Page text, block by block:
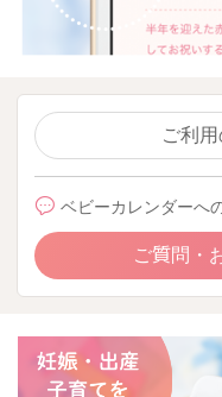
ご利
ベビーカレンダーへ
ご質問・